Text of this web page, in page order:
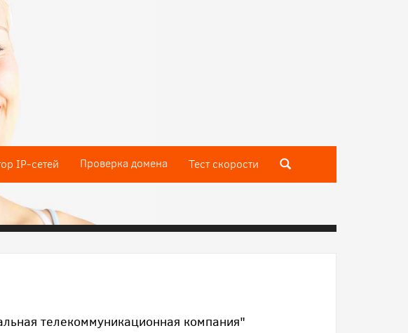
IP-сетей Проверка домена Тест скороcти
телекоммуникационная компания"